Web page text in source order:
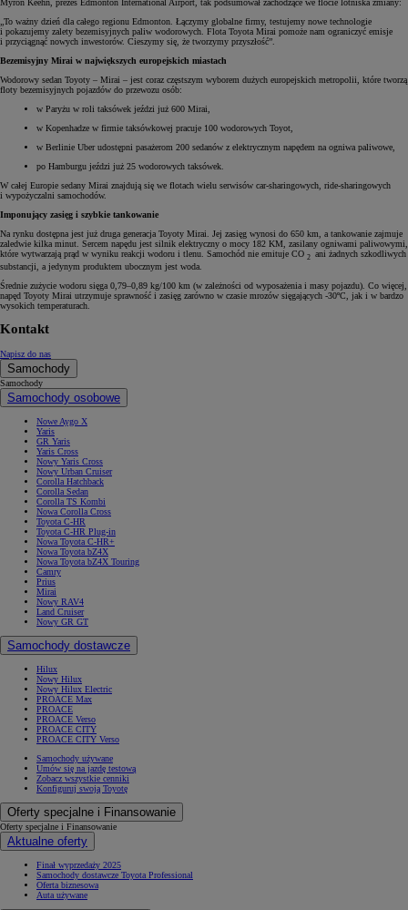
Myron Keehn, prezes Edmonton International Airport, tak podsumował zachodzące we flocie lotniska zmiany:
„To ważny dzień dla całego regionu Edmonton. Łączymy globalne firmy, testujemy nowe technologie
i pokazujemy zalety bezemisyjnych paliw wodorowych. Flota Toyota Mirai pomoże nam ograniczyć emisje
i przyciągnąć nowych inwestorów. Cieszymy się, że tworzymy przyszłość”.
Bezemisyjny Mirai w największych europejskich miastach
Wodorowy sedan Toyoty – Mirai – jest coraz częstszym wyborem dużych europejskich metropolii, które tworzą
floty bezemisyjnych pojazdów do przewozu osób:
w Paryżu w roli taksówek jeździ już 600 Mirai,
w Kopenhadze w firmie taksówkowej pracuje 100 wodorowych Toyot,
w Berlinie Uber udostępni pasażerom 200 sedanów z elektrycznym napędem na ogniwa paliwowe,
po Hamburgu jeździ już 25 wodorowych taksówek.
W całej Europie sedany Mirai znajdują się we flotach wielu serwisów car-sharingowych, ride-sharingowych
i wypożyczalni samochodów.
Imponujący zasięg i szybkie tankowanie
Na rynku dostępna jest już druga generacja Toyoty Mirai. Jej zasięg wynosi do 650 km, a tankowanie zajmuje
zaledwie kilka minut. Sercem napędu jest silnik elektryczny o mocy 182 KM, zasilany ogniwami paliwowymi,
które wytwarzają prąd w wyniku reakcji wodoru i tlenu. Samochód nie emituje CO 2 ani żadnych szkodliwych
substancji, a jedynym produktem ubocznym jest woda.
Średnie zużycie wodoru sięga 0,79–0,89 kg/100 km (w zależności od wyposażenia i masy pojazdu). Co więcej,
napęd Toyoty Mirai utrzymuje sprawność i zasięg zarówno w czasie mrozów sięgających -30ºC, jak i w bardzo
wysokich temperaturach.
Kontakt
Napisz do nas
Samochody
Samochody
Samochody osobowe
Nowe Aygo X
Yaris
GR Yaris
Yaris Cross
Nowy Yaris Cross
Nowy Urban Cruiser
Corolla Hatchback
Corolla Sedan
Corolla TS Kombi
Nowa Corolla Cross
Toyota C-HR
Toyota C-HR Plug-in
Nowa Toyota C-HR+
Nowa Toyota bZ4X
Nowa Toyota bZ4X Touring
Camry
Prius
Mirai
Nowy RAV4
Land Cruiser
Nowy GR GT
Samochody dostawcze
Hilux
Nowy Hilux
Nowy Hilux Electric
PROACE Max
PROACE
PROACE Verso
PROACE CITY
PROACE CITY Verso
Samochody używane
Umów się na jazdę testową
Zobacz wszystkie cenniki
Konfiguruj swoją Toyotę
Oferty specjalne i Finansowanie
Oferty specjalne i Finansowanie
Aktualne oferty
Finał wyprzedaży 2025
Samochody dostawcze Toyota Professional
Oferta biznesowa
Auta używane